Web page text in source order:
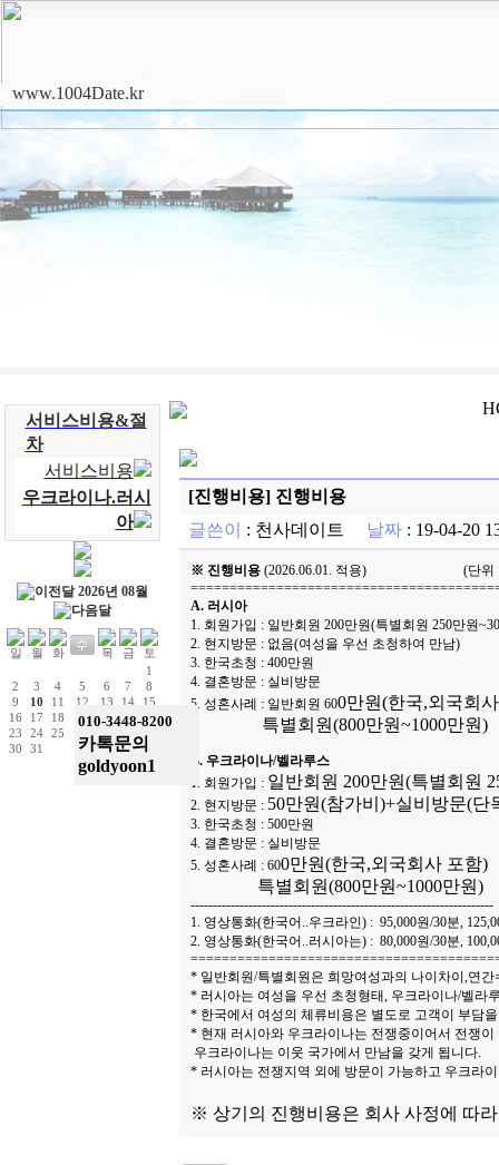
www.1004Date.kr
서비스비용&절
차
서비스비용
우크라이나.러시
아
010-3448-8200
카톡문의
goldyoon1
2026년 08월
1
2
3 4 5 6 7
8
9
10 11 12 13 14
15
16
17 18 19 20 21
22
23
24 25 27 28
29
30
31
[진행비용] 진행비용
글쓴이
: 천사데이트 날짜 : 19-04-20
※ 진행비용 (2026.06.01. 적용) (단위 :
A. 러시아
1. 회원가입 : 일반회원 200만원(특별회원 250만원
2. 현지방문 : 없음(여성을 우선 초청하여 만남)
3. 한국초청 : 400만원
4. 결혼방문 : 실비방문
5. 성혼사례 : 일반회원 600만원(한국,외국회
특별회원(800만원~1000만원)
B. 우크라이나/벨라루스
1. 회원가입 : 일반회원 200만원(특별회원
2. 현지방문 : 50만원(참가비)+실비방문(단
3. 한국초청 : 500만원
4. 결혼방문 : 실비방문
5. 성혼사례 : 600만원(한국,외국회사 포함)
특별회원(800만원~1000만원)
--------------------------------------------------------------------
1. 영상통화(한국어..우크라인) : 95,000원/30분,
2. 영상통화(한국어..러시아는) : 80,000원/30분,
* 일반회원/특별회원은 희망여성과의 나이차이,연
* 러시아는 여성을 우선 초청형태, 우크라이나/벨라
* 한국에서 여성의 체류비용은 별도로 고객이 부담
* 현재 러시아와 우크라이나는 전쟁중이어서 전쟁이
우크라이나는 이웃 국가에서 만남을 갖게 됩니다.
* 러시아는 전쟁지역 외에 방문이 가능하고 우크라
※ 상기의 진행비용은 회사 사정에 따